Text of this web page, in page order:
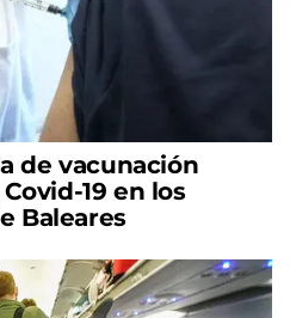
de vacunación
19 en los
Baleares